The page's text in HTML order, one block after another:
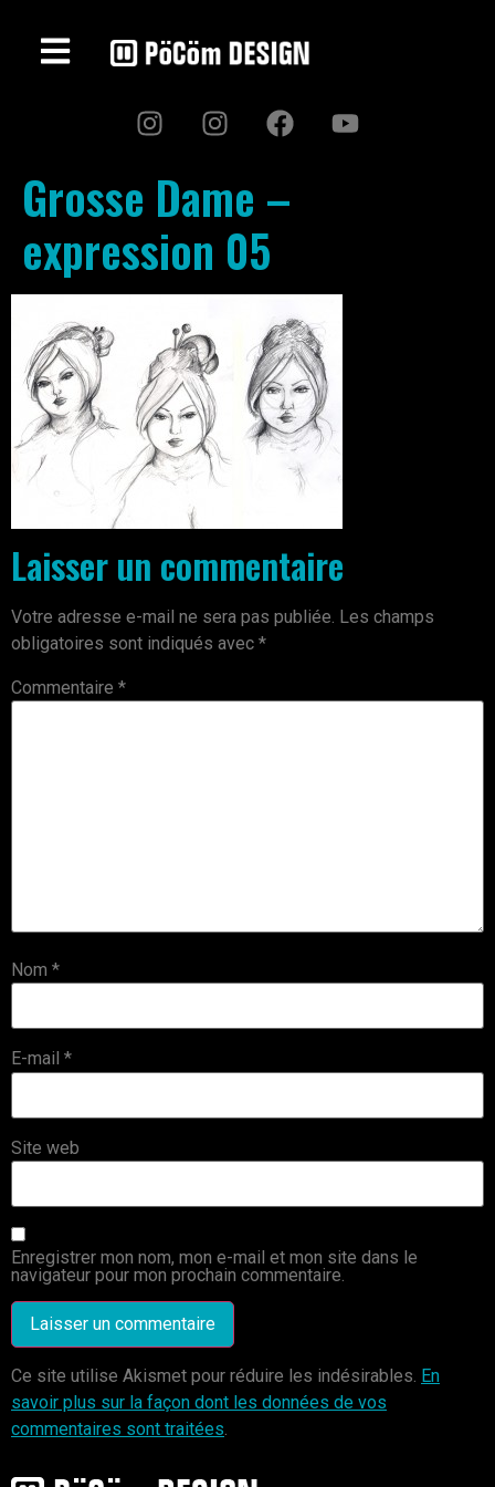
Grosse Dame –
expression 05
Laisser un commentaire
Votre adresse e-mail ne sera pas publiée. Les champs
obligatoires sont indiqués avec *
Commentaire *
Nom *
E-mail *
Site web
Enregistrer mon nom, mon e-mail et mon site dans le
navigateur pour mon prochain commentaire.
Ce site utilise Akismet pour réduire les indésirables. En
savoir plus sur la façon dont les données de vos
commentaires sont traitées.